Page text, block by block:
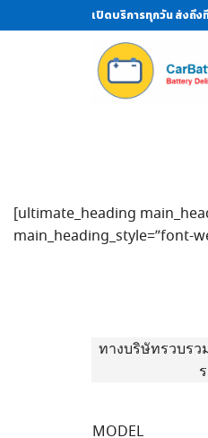
เปิดบริการทุกวัน ส่งถึ
[ultimate_heading
main_heading_style=”font-
ทางบริษัทรวบรว
MODEL